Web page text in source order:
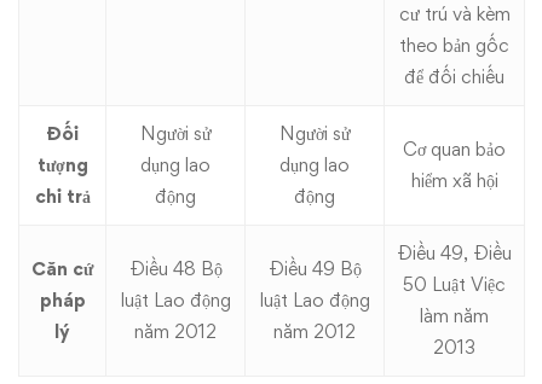
cư trú và kèm
theo bản gốc
để đối chiếu
Đối
tượng
chi trả
Người sử
dụng lao
động
Người sử
dụng lao
động
Cơ quan bảo
hiểm xã hội
Căn cứ
pháp
lý
Điều 48 Bộ
luật Lao động
năm 2012
Điều 49 Bộ
luật Lao động
năm 2012
Điều 49, Điều
50 Luật Việc
làm năm
2013